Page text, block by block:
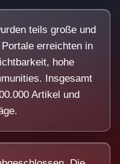
teils große und
erreichten in
hohe
Insgesamt
Artikel und